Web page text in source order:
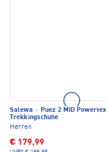
Salewa · Puez 2 MID Powertex
Trekkingschuhe
Herren
€ 179,99